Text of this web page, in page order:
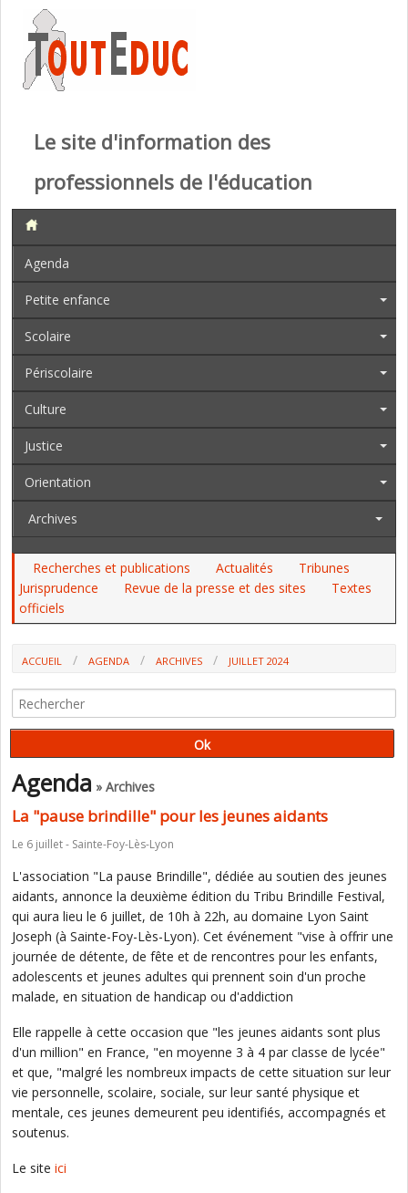
Le site d'information des
professionnels de l'éducation
Agenda
Petite enfance
Scolaire
Périscolaire
Culture
Justice
Orientation
Archives
Recherches et publications Actualités
Tribunes
Jurisprudence
Revue de la presse et des sites
Textes
officiels
ACCUEIL AGENDA ARCHIVES JUILLET 2024
Agenda » Archives
La "pause brindille" pour les jeunes aidants
Le 6 juillet - Sainte-Foy-Lès-Lyon
L'association "La pause Brindille", dédiée au soutien des jeunes
aidants, annonce la deuxième édition du Tribu Brindille Festival,
qui aura lieu le 6 juillet, de 10h à 22h, au domaine Lyon Saint
Joseph (à Sainte-Foy-Lès-Lyon). Cet événement "vise à offrir une
journée de détente, de fête et de rencontres pour les enfants,
adolescents et jeunes adultes qui prennent soin d'un proche
malade, en situation de handicap ou d'addiction
Elle rappelle à cette occasion que "les jeunes aidants sont plus
d'un million" en France, "en moyenne 3 à 4 par classe de lycée"
et que, "malgré les nombreux impacts de cette situation sur leur
vie personnelle, scolaire, sociale, sur leur santé physique et
mentale, ces jeunes demeurent peu identifiés, accompagnés et
soutenus.
Le site ici